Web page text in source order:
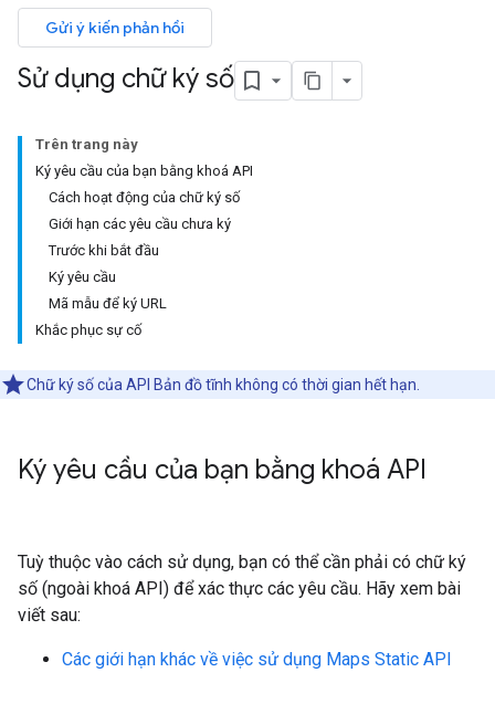
Gửi ý kiến phản hồi
Sử dụng chữ ký số
Trên trang này
Ký yêu cầu của bạn bằng khoá API
Cách hoạt động của chữ ký số
Giới hạn các yêu cầu chưa ký
Trước khi bắt đầu
Ký yêu cầu
Mã mẫu để ký URL
Khắc phục sự cố
Chữ ký số của API Bản đồ tĩnh không có thời gian hết hạn.
Ký yêu cầu của bạn bằng khoá API
Tuỳ thuộc vào cách sử dụng, bạn có thể cần phải có chữ ký
số (ngoài khoá API) để xác thực các yêu cầu. Hãy xem bài
viết sau:
Các giới hạn khác về việc sử dụng Maps Static API